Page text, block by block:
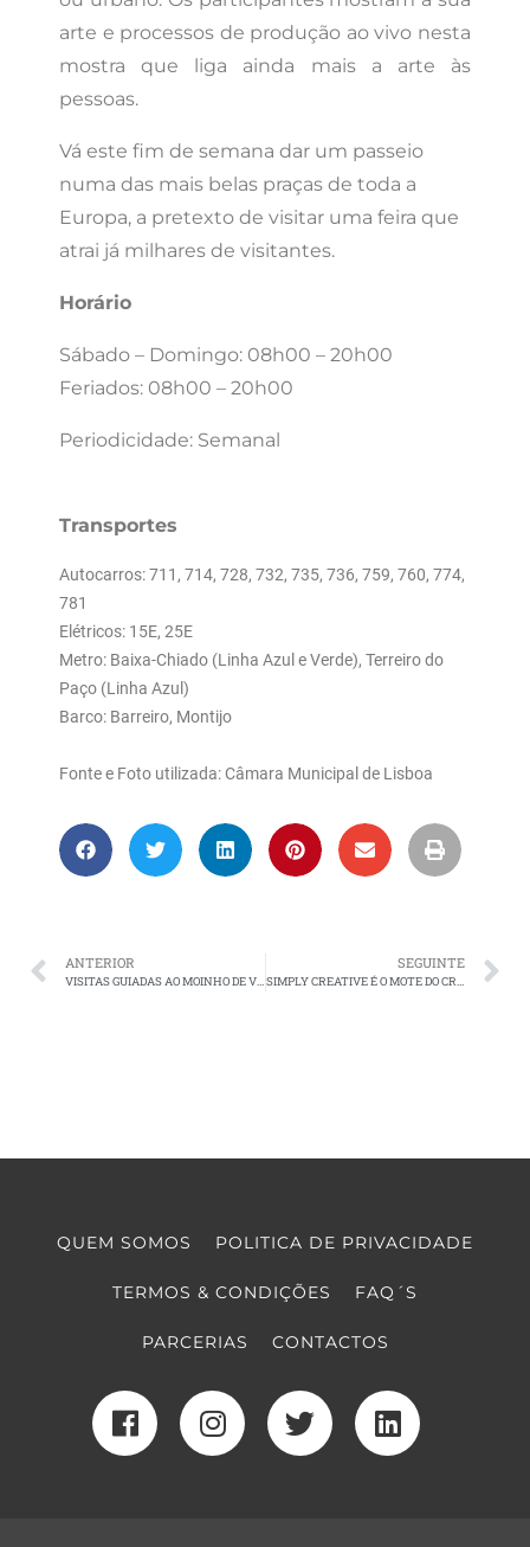
arte e processos de produção ao vivo nesta
mostra que liga ainda mais a arte às
pessoas.
Vá este fim de semana dar um passeio
numa das mais belas praças de toda a
Europa, a pretexto de visitar uma feira que
atrai já milhares de visitantes.
Horário
Sábado – Domingo: 08h00 – 20h00
Feriados: 08h00 – 20h00
Periodicidade: Semanal
Transportes
Autocarros: 711, 714, 728, 732, 735, 736, 759, 760, 774,
781
Elétricos: 15E, 25E
Metro: Baixa-Chiado (Linha Azul e Verde), Terreiro do
Paço (Linha Azul)
Barco: Barreiro, Montijo
Fonte e Foto utilizada: Câmara Municipal de Lisboa
ANTERIOR
VISITAS GUIADAS AO MOINHO DE VENTO NASCENTE NO BARREIRO
SEGUINTE
SIMPLY CREATIVE É O MOTE DO CRAFTS & DESIGN NO JARDIM DA ESTRELA
QUEM SOMOS POLITICA DE PRIVACIDADE
TERMOS & CONDIÇÕES FAQ´S
PARCERIAS CONTACTOS